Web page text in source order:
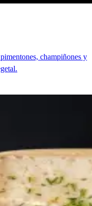
champiñones y